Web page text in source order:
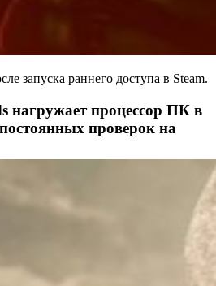
запуска раннего доступа в Steam.
нагружает процессор ПК в
проверок на